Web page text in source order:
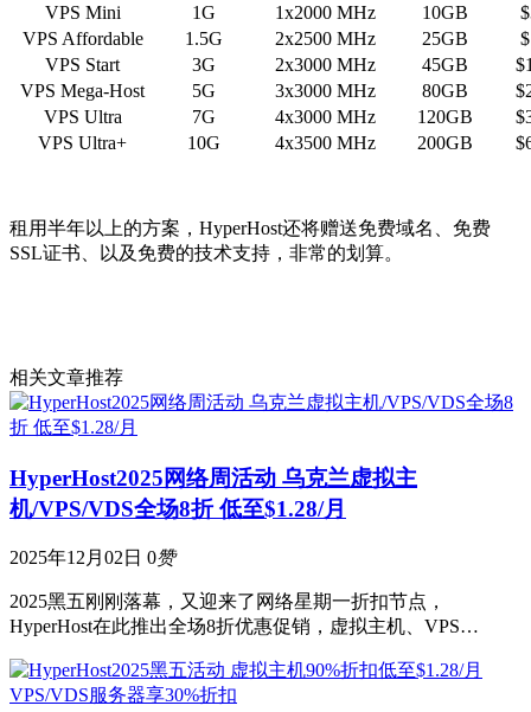
VPS Mini
1G 1х2000 MHz 10GB
VPS Affordable
1.5G 2х2500 MHz 25GB
VPS Start
3G 2х3000 MHz 45GB
VPS Mega-Host
5G 3х3000 MHz 80GB
VPS Ultra
7G 4х3000 MHz 120GB
VPS Ultra+
10G 4х3500 MHz 200GB
租用半年以上的方案，HyperHost还将赠送免费域名、免费
SSL证书、以及免费的技术支持，非常的划算。
相关文章推荐
HyperHost2025网络周活动 乌克兰虚拟主
机/VPS/VDS全场8折 低至$1.28/月
2025年12月02日 0赞
2025黑五刚刚落幕，又迎来了网络星期一折扣节点，
HyperHost在此推出全场8折优惠促销，虚拟主机、VPS…